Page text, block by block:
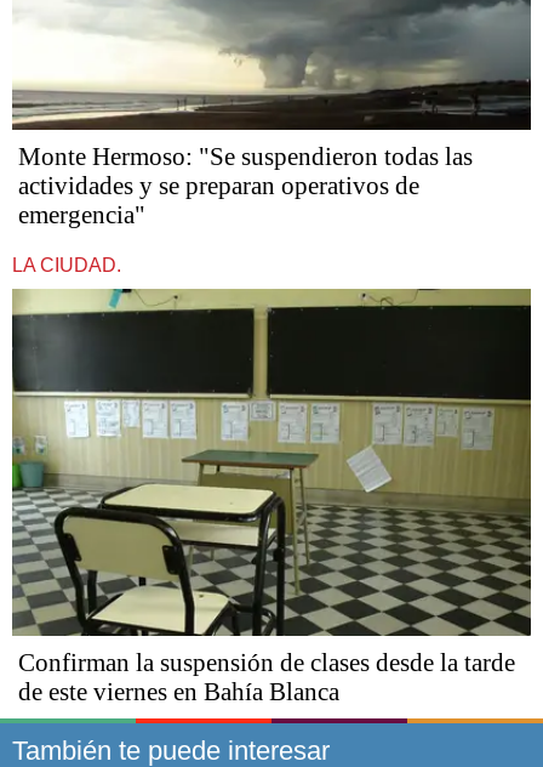
Monte Hermoso: "Se suspendieron todas las
actividades y se preparan operativos de
emergencia"
LA CIUDAD.
Confirman la suspensión de clases desde la tarde
de este viernes en Bahía Blanca
También te puede interesar